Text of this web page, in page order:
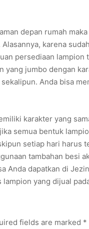
depan rumah
karena
persediaan lampion
jumbo dengan
Anda bisa
karakter yang
semua bentuk
setiap hari harus
tambahan besi
Anda dapatkan di
yang dijual
fields are marked *